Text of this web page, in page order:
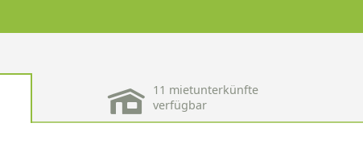
11 mietunterkünfte
verfügbar